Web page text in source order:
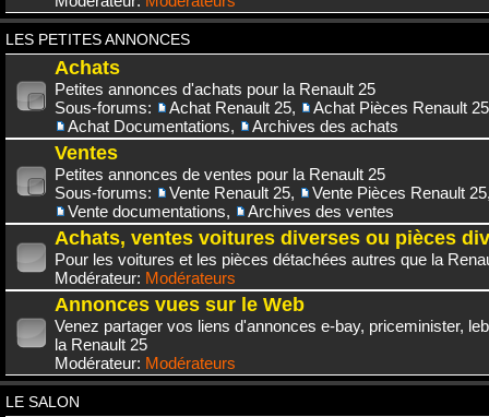
LES PETITES ANNONCES
Achats
Petites annonces d'achats pour la Renault 25
Sous-forums:
Achat Renault 25,
Achat Pièces Renault 25
Achat Documentations, Archives des achats
Ventes
Petites annonces de ventes pour la Renault 25
Sous-forums:
Vente Renault 25, Vente Pièces Renault 25
Vente documentations, Archives des ventes
Achats, ventes voitures diverses ou pièces
Pour les voitures et les pièces détachées autres que la
Modérateur: Modérateurs
Annonces vues sur le Web
Venez partager vos liens d'annonces e-bay, priceminister,
la Renault 25
Modérateur: Modérateurs
LE SALON